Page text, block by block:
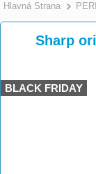
Hlavná Strana
Sharp
BLACK FRIDAY